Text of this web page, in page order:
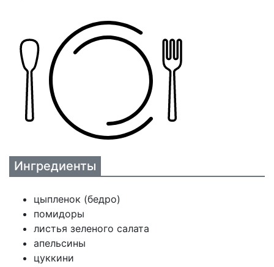
Ингредиенты
цыпленок (бедро)
помидоры
листья зеленого салата
апельсины
цуккини